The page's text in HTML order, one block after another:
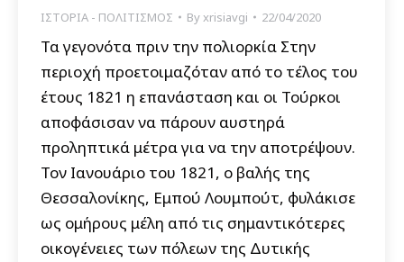
ΙΣΤΟΡΙΑ - ΠΟΛΙΤΙΣΜΟΣ Byxrisiavgi 22/04/2020
Τα γεγονότα πριν την πολιορκία Στην
περιοχή προετοιμαζόταν από το τέλος του
έτους 1821 η επανάσταση και οι Τούρκοι
αποφάσισαν να πάρουν αυστηρά
προληπτικά μέτρα για να την αποτρέψουν.
Τον Ιανουάριο του 1821, ο βαλής της
Θεσσαλονίκης, Εμπού Λουμπούτ, φυλάκισε
ως ομήρους μέλη από τις σημαντικότερες
οικογένειες των πόλεων της Δυτικής